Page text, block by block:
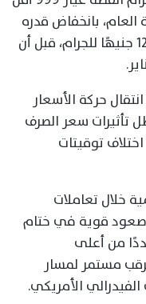
العام، بانخفاض قدره
18.4%، بعدما افتتح العام عند نحو 125 جنيهًا للجرام، قبل أن
حركة الأسعار
تأثيرات سعر الصرف
توقيتات
خلال تعاملات
صعود قوية في ختام
من أعلى
مستمر لمسار
الأمريكي.